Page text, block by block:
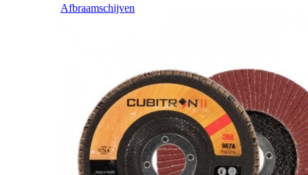
Afbraamschijven